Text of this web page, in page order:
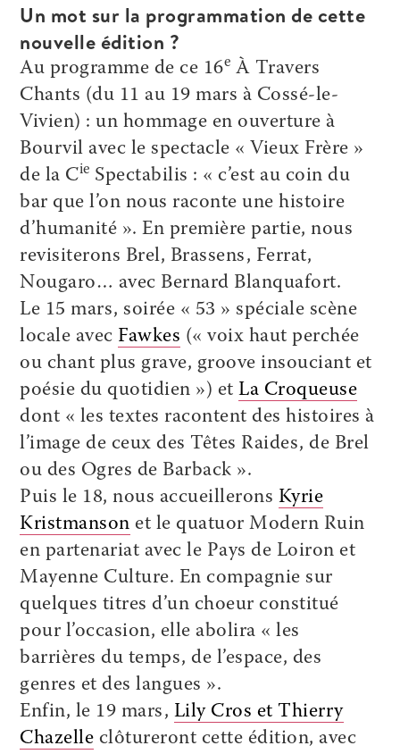
Un mot sur la programmation de cette
nouvelle édition ?
Au programme de ce 16e À Travers
Chants (du 11 au 19 mars à Cossé-le-
Vivien) : un hommage en ouverture à
Bourvil avec le spectacle « Vieux Frère »
de la Cie Spectabilis : « c’est au coin du
bar que l’on nous raconte une histoire
d’humanité ». En première partie, nous
revisiterons Brel, Brassens, Ferrat,
Nougaro… avec Bernard Blanquafort.
Le 15 mars, soirée « 53 » spéciale scène
locale avec Fawkes (« voix haut perchée
ou chant plus grave, groove insouciant et
poésie du quotidien ») etLa Croqueuse
dont « les textes racontent des histoires à
l’image de ceux des Têtes Raides, de Brel
ou des Ogres de Barback ».
Puis le 18, nous accueillerons Kyrie
Kristmanson et le quatuor Modern Ruin
en partenariat avec le Pays de Loiron et
Mayenne Culture. En compagnie sur
quelques titres d’un choeur constitué
pour l’occasion, elle abolira « les
barrières du temps, de l’espace, des
genres et des langues ».
Enfin, le 19 mars, Lily Cros et Thierry
Chazelle clôtureront cette édition, avec